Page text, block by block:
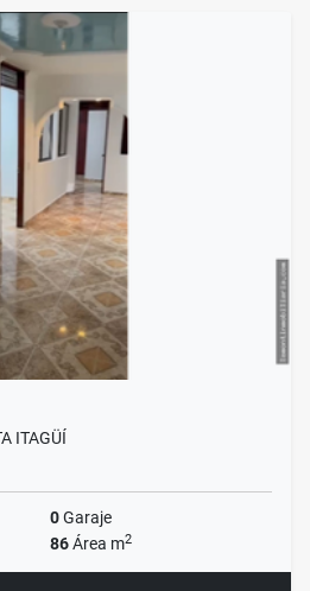
ITAGÜÍ
0Garaje
86Área m2